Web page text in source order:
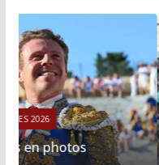
ACTUALITÉS TAURINES
Istres, le retour de